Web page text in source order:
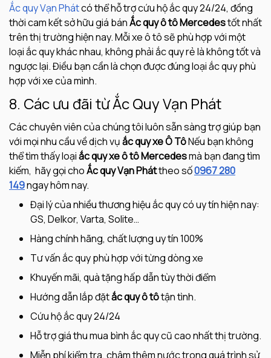
Ắc quy Vạn Phátcó thể hỗ trợ cứu hộ ắc quy 24/24, đồng
thời cam kết sở hữu giá bánẮc quy ô tô Mercedestốt nhất
trên thị trường hiện nay. Mỗi xe ô tô sẽ phù hợp với một
loại ắc quy khác nhau, không phải ắc quy rẻ là không tốt và
ngược lại. Điều bạn cần là chọn được đúng loại ắc quy phù
hợp với xe của mình.
8. Các ưu đãi từ Ắc Quy Vạn Phát
Các chuyên viên của chúng tôi luôn sẵn sàng trợ giúp bạn
với mọi nhu cầu về dịch vụắc quy xe Ô TôNếu bạn không
thể tìm thấy loạiắc quy xe ô tô Mercedesmà bạn đang tìm
kiếm, hãy gọi choẮc quy Vạn Pháttheo số0967 280
149ngay hôm nay.
Đại lý của nhiều thương hiệu ắc quy có uy tín hiện nay:
GS, Delkor, Varta, Solite…
Hàng chính hãng, chất lượng uy tín 100%
Tư vấn ắc quy phù hợp với từng dòng xe
Khuyến mãi, quà tặng hấp dẫn tùy thời điểm
Hướng dẫn lắp đặtắc quy ô tôtận tình.
Cứu hộ ắc quy 24/24
Hỗ trợ giá thu mua bình ắc quy cũ cao nhất thị trường.
Miễn phí kiểm tra, châm thêm nước trong quá trình sử